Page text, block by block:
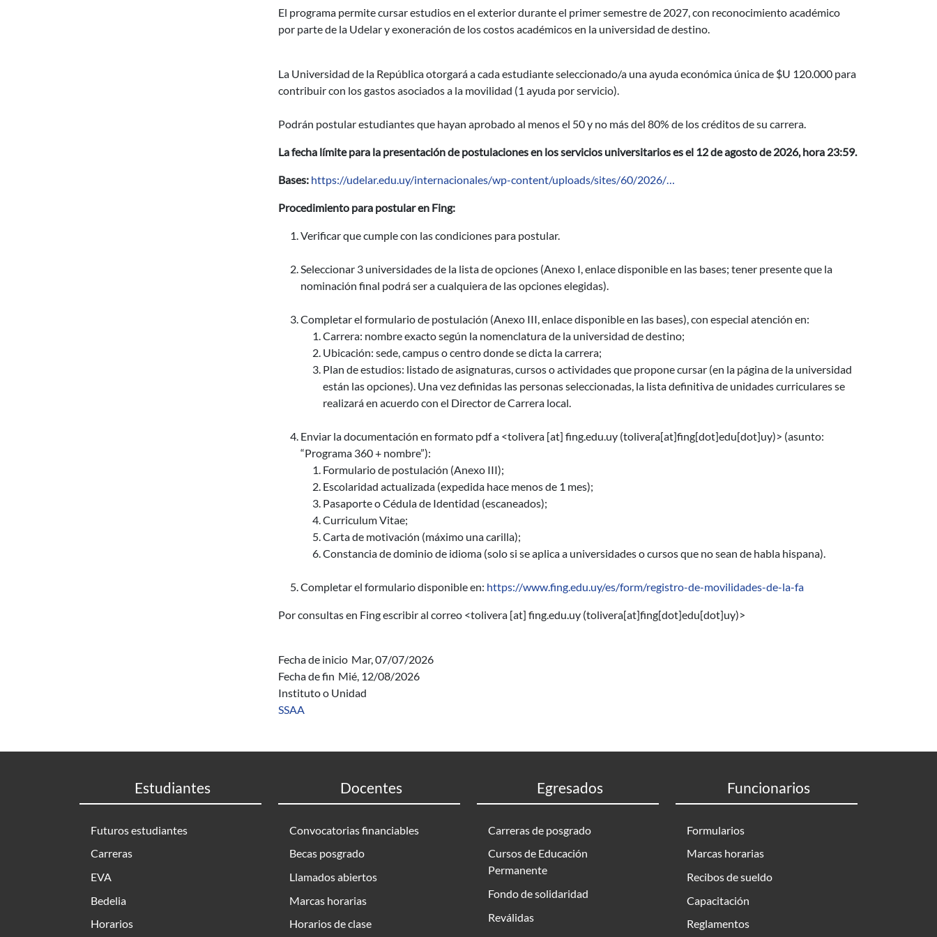
El programa permite cursar estudios en el exterior durante el primer semestre de 2027, con reconocimiento académico
por parte de la Udelar y exoneración de los costos académicos en la universidad de destino.
La Universidad de la República otorgará a cada estudiante seleccionado/a una ayuda económica única de $U 120.000 para
contribuir con los gastos asociados a la movilidad (1 ayuda por servicio).
Podrán postular estudiantes que hayan aprobado al menos el 50 y no más del 80% de los créditos de su carrera.
La fecha límite para la presentación de postulaciones en los servicios universitarios es el 12 de agosto de 2026, hora 23:59.
Bases: https://udelar.edu.uy/internacionales/wp-content/uploads/sites/60/2026/…
Procedimiento para postular en Fing:
Verificar que cumple con las condiciones para postular.
Seleccionar 3 universidades de la lista de opciones (Anexo I, enlace disponible en las bases; tener presente que la
nominación final podrá ser a cualquiera de las opciones elegidas).
Completar el formulario de postulación (Anexo III, enlace disponible en las bases), con especial atención en:
Carrera: nombre exacto según la nomenclatura de la universidad de destino;
Ubicación: sede, campus o centro donde se dicta la carrera;
Plan de estudios: listado de asignaturas, cursos o actividades que propone cursar (en la página de la universidad
están las opciones). Una vez definidas las personas seleccionadas, la lista definitiva de unidades curriculares se
realizará en acuerdo con el Director de Carrera local.
Enviar la documentación en formato pdf a <tolivera [at] fing.edu.uy (tolivera[at]fing[dot]edu[dot]uy)> (asunto:
“Programa 360 + nombre”):
Formulario de postulación (Anexo III);
Escolaridad actualizada (expedida hace menos de 1 mes);
Pasaporte o Cédula de Identidad (escaneados);
Curriculum Vitae;
Carta de motivación (máximo una carilla);
Constancia de dominio de idioma (solo si se aplica a universidades o cursos que no sean de habla hispana).
Completar el formulario disponible en: https://www.fing.edu.uy/es/form/registro-de-movilidades-de-la-fa
Por consultas en Fing escribir al correo <tolivera [at] fing.edu.uy (tolivera[at]fing[dot]edu[dot]uy)>
Fecha de inicio Mar, 07/07/2026
Fecha de fin Mié, 12/08/2026
Instituto o Unidad
SSAA
Estudiantes
Futuros estudiantes
Carreras
EVA
Bedelia
Horarios
Docentes
Convocatorias financiables
Becas posgrado
Llamados abiertos
Marcas horarias
Horarios de clase
Egresados
Carreras de posgrado
Cursos de Educación
Permanente
Fondo de solidaridad
Reválidas
Funcionarios
Formularios
Marcas horarias
Recibos de sueldo
Capacitación
Reglamentos